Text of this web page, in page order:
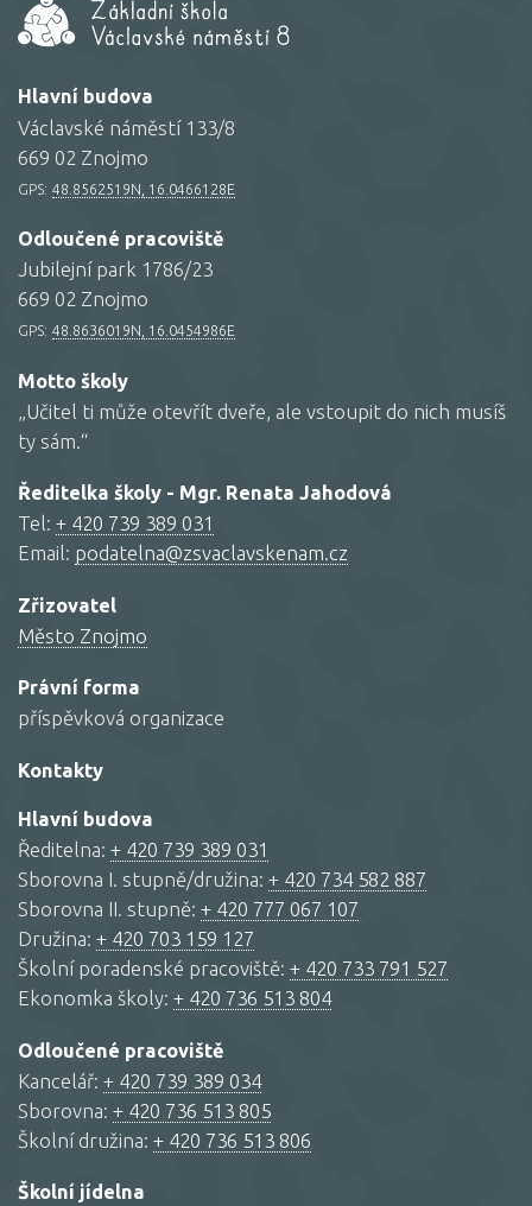
Hlavní budova
Václavské náměstí 133/8
669 02 Znojmo
GPS: 48.8562519N, 16.0466128E
Odloučené pracoviště
Jubilejní park 1786/23
669 02 Znojmo
GPS: 48.8636019N, 16.0454986E
Motto školy
„Učitel ti může otevřít dveře, ale vstoupit do nich musíš
ty sám.“
Ředitelka školy - Mgr. Renata Jahodová
Tel: + 420 739 389 031
Email: podatelna@zsvaclavskenam.cz
Zřizovatel
Město Znojmo
Právní forma
příspěvková organizace
Kontakty
Hlavní budova
Ředitelna: + 420 739 389 031
Sborovna I. stupně/družina: + 420 734 582 887
Sborovna II. stupně: + 420 777 067 107
Družina: + 420 703 159 127
Školní poradenské pracoviště: + 420 733 791 527
Ekonomka školy: + 420 736 513 804
Odloučené pracoviště
Kancelář: + 420 739 389 034
Sborovna: + 420 736 513 805
Školní družina: + 420 736 513 806
Školní jídelna